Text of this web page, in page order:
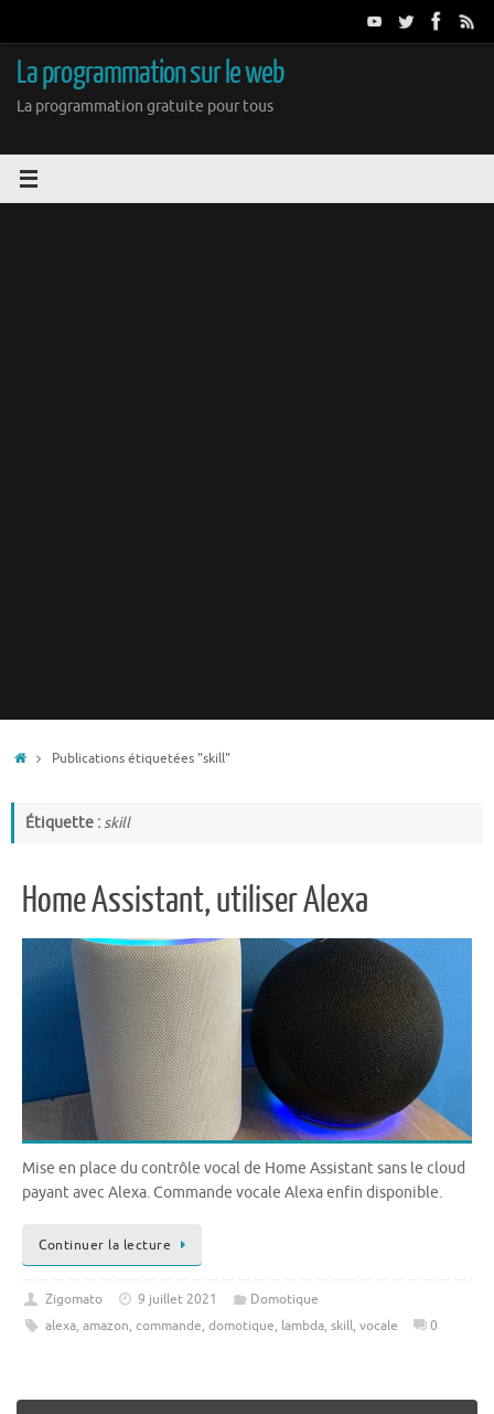
contenu
La programmation sur le web
La programmation gratuite pour tous
AccueilPublications étiquetées "skill"
Étiquette :skill
Home Assistant, utiliser Alexa
Mise en place du contrôle vocal de Home Assistant sans le cloud
payant avec Alexa. Commande vocale Alexa enfin disponible.
Continuer la lecture
Zigomato 9 juillet 2021
Domotique
alexa, amazon, commande, domotique, lambda, skill, vocale 0